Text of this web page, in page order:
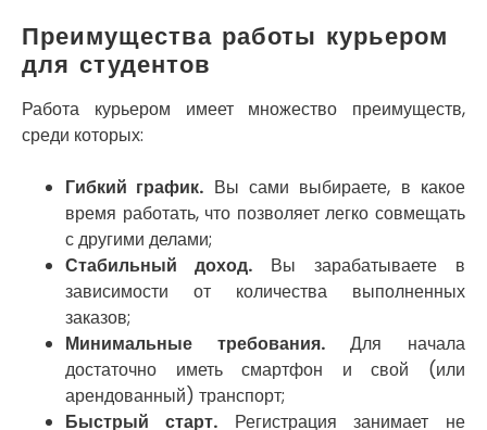
Преимущества работы курьером
для студентов
Работа курьером имеет множество преимуществ,
среди которых:
Гибкий график. Вы сами выбираете, в какое
время работать, что позволяет легко совмещать
с другими делами;
Стабильный доход. Вы зарабатываете в
зависимости от количества выполненных
заказов;
Минимальные требования.Для начала
достаточно иметь смартфон и свой (или
арендованный) транспорт;
Быстрый старт.Регистрация занимает не
Покров
Полтава
Прилуки
Путивль
Пятихатки
Рени
Решетиловка
Ромны
Ровно
Рудное
Самбор
Счастливое
Шепетовка
Шостка
Шпола